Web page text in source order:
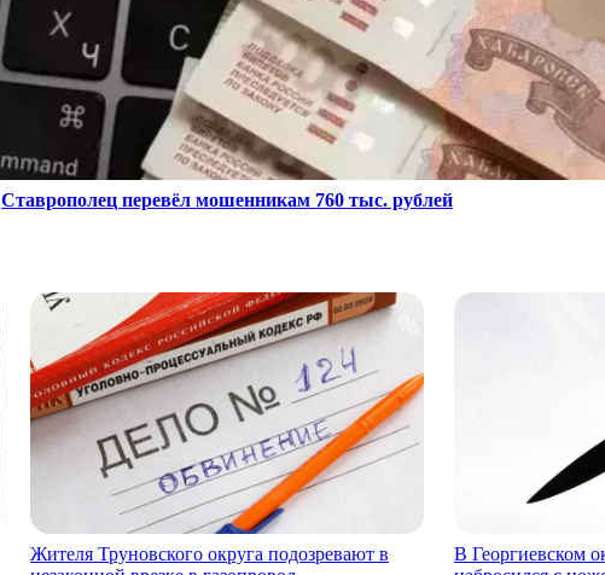
Ставрополец перевёл мошенникам 760 тыс. рублей
Жителя Труновского округа подозревают в
В Георгиевском